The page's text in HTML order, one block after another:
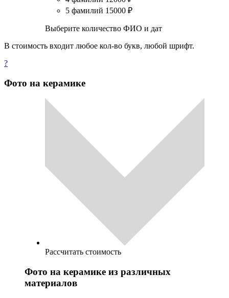
5 фамилий 15000 ₽
Выберите количество ФИО и дат
В стоимость входит любое кол-во букв, любой шрифт.
?
Фото на керамике
Рассчитать стоимость
Фото на керамике из различных
материалов